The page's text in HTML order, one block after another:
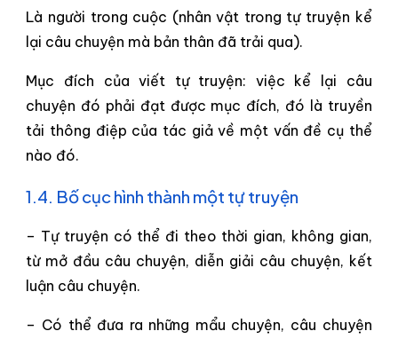
Là người trong cuộc (nhân vật trong tự truyện kể
lại câu chuyện mà bản thân đã trải qua).
Mục đích của viết tự truyện: việc kể lại câu
chuyện đó phải đạt được mục đích, đó là truyền
tải thông điệp của tác giả về một vấn đề cụ thể
nào đó.
1.4. Bố cục hình thành một tự truyện
– Tự truyện có thể đi theo thời gian, không gian,
từ mở đầu câu chuyện, diễn giải câu chuyện, kết
luận câu chuyện.
– Có thể đưa ra những mẩu chuyện, câu chuyện